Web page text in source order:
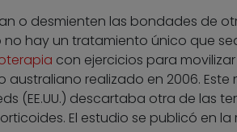
o desmienten las bondades de
hay un tratamiento único que
con ejercicios para
realizado en 2006. Este
(EE.UU.) descartaba otra de las
El estudio se publicó en la